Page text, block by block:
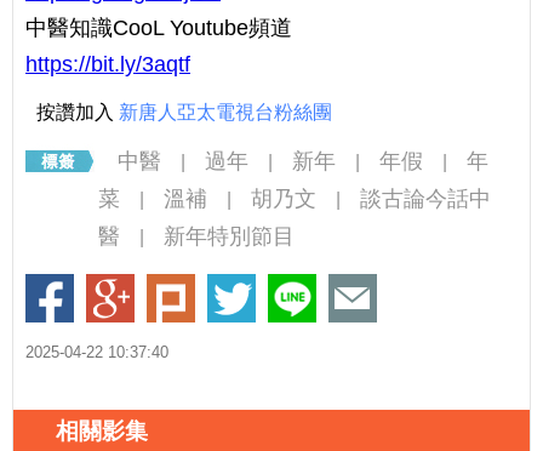
中醫知識CooL Youtube頻道
https://bit.ly/3aqtf
按讚加入 新唐人亞太電視台粉絲團
中醫 過年 新年 年假
年
菜
溫補 胡乃文
談古論今話中
醫
新年特別節目
2025-04-22 10:37:40
相關影集